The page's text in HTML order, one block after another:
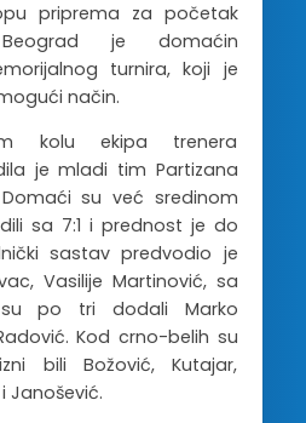
priprema za početak
je domaćin
turnira, koji je
način.
kolu ekipa trenera
je mladi tim Partizana
su već sredinom
sa 7:1 i prednost je do
sastav predvodio je
Vasilije Martinović, sa
po tri dodali Marko
Kod crno-belih su
bili Božović, Kutajar,
Janošević.